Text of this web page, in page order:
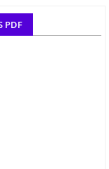
PDF